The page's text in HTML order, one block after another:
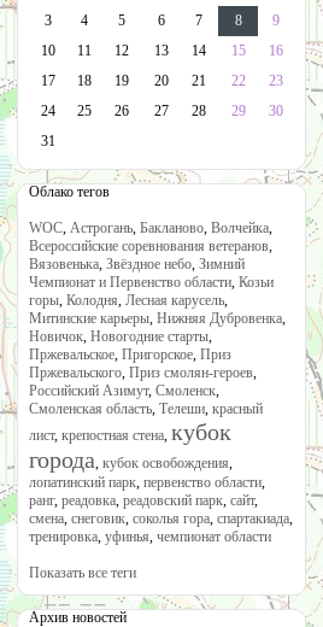
3
4 5 6 7 8
9
10
11 12 13 14 15
16
17
18 19 20 21 22
23
24
25 26 27 28 29
30
31
Облако тегов
WOC, Астрогань, Бакланово, Волчейка,
Всероссийские соревнования ветеранов,
Вязовенька, Звёздное небо, Зимний
Чемпионат и Первенство области, Козьи
горы, Колодня, Лесная карусель,
Митинские карьеры, Нижняя Дубровенка,
Новичок, Новогодние старты,
Пржевальское, Пригорское, Приз
Пржевальского, Приз смолян-героев,
Российский Азимут, Смоленск,
Смоленская область, Телеши, красный
лист, крепостная стена, кубок
города, кубок освобождения,
лопатинский парк, первенство области,
ранг, реадовка, реадовский парк, сайт,
смена, снеговик, соколья гора, спартакиада,
тренировка, уфинья, чемпионат области
Показать все теги
Архив новостей